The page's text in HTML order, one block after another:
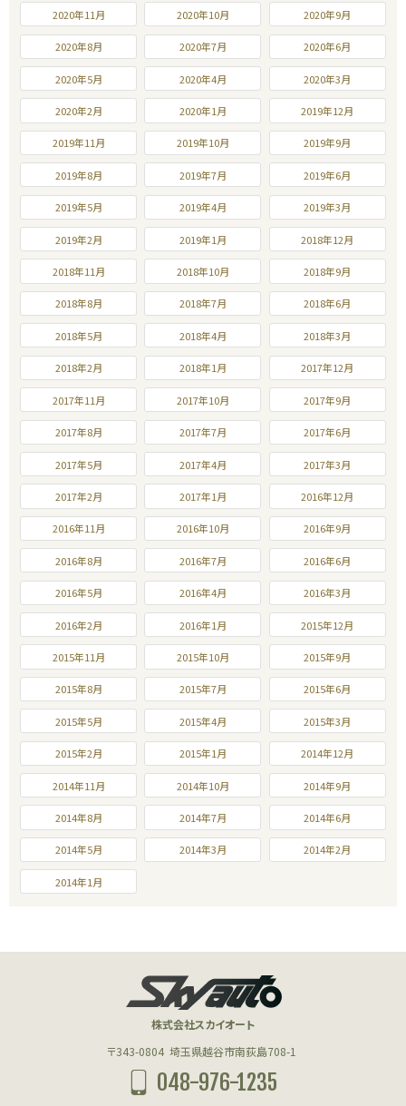
2020年11月 2020年10月 2020年9月
2020年8月 2020年7月 2020年6月
2020年5月 2020年4月 2020年3月
2020年2月 2020年1月 2019年12月
2019年11月 2019年10月 2019年9月
2019年8月 2019年7月 2019年6月
2019年5月 2019年4月 2019年3月
2019年2月 2019年1月 2018年12月
2018年11月 2018年10月 2018年9月
2018年8月 2018年7月 2018年6月
2018年5月 2018年4月 2018年3月
2018年2月 2018年1月 2017年12月
2017年11月 2017年10月 2017年9月
2017年8月 2017年7月 2017年6月
2017年5月 2017年4月 2017年3月
2017年2月 2017年1月 2016年12月
2016年11月 2016年10月 2016年9月
2016年8月 2016年7月 2016年6月
2016年5月 2016年4月 2016年3月
2016年2月 2016年1月 2015年12月
2015年11月 2015年10月 2015年9月
2015年8月 2015年7月 2015年6月
2015年5月 2015年4月 2015年3月
2015年2月 2015年1月 2014年12月
2014年11月 2014年10月 2014年9月
2014年8月 2014年7月 2014年6月
2014年5月 2014年3月 2014年2月
2014年1月
株式会社スカイオート
〒343-0804 埼玉県越谷市南荻島708-1
048-976-1235